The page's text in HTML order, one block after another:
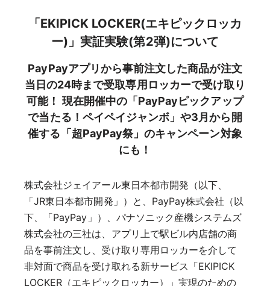
「EKIPICK LOCKER(エキピックロッカ
ー)」実証実験(第2弾)について
PayPayアプリから事前注文した商品が注文
当日の24時まで受取専用ロッカーで受け取り
可能！ 現在開催中の「PayPayピックアップ
で当たる！ペイペイジャンボ」や3月から開
催する「超PayPay祭」のキャンペーン対象
にも！
株式会社ジェイアール東日本都市開発（以下、
「JR東日本都市開発」）と、PayPay株式会社（以
下、「PayPay」）、パナソニック産機システムズ
株式会社の三社は、アプリ上で駅ビル内店舗の商
品を事前注文し、受け取り専用ロッカーを介して
非対面で商品を受け取れる新サービス「EKIPICK
LOCKER（エキピックロッカー）」実現のための